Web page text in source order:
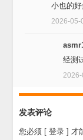
小也的
2026-
经测
发表评论
您必须 [ 登录 ] 才